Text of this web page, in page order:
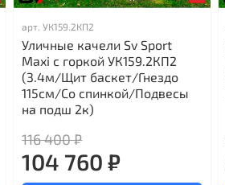
арт.УК159.2КП2
Уличные качели Sv Sport
Maxi с горкой УК159.2КП2
(3.4м/Щит баскет/Гнездо
115см/Со спинкой/Подвесы
на подш 2к)
116 400 ₽
104 760 ₽